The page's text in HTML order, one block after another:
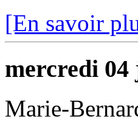
[En savoir
mercredi 04
Marie-